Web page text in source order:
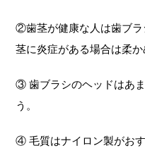
②歯茎が健康な人は歯ブ
茎に炎症がある場合は柔か
③ 歯ブラシのヘッドはあ
う。
④ 毛質はナイロン製がおす